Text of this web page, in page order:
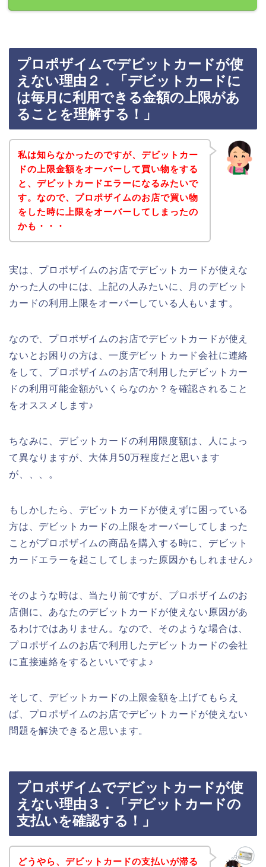
プロポザイムでデビットカードが使
えない理由２．「デビットカードに
は毎月に利用できる金額の上限があ
ることを理解する！」
私は知らなかったのですが、デビットカー
ドの上限金額をオーバーして買い物をする
と、デビットカードエラーになるみたいで
す。なので、プロポザイムのお店で買い物
をした時に上限をオーバーしてしまったの
かも・・・
実は、プロポザイムのお店でデビットカードが使えな
かった人の中には、上記の人みたいに、月のデビット
カードの利用上限をオーバーしている人もいます。
なので、プロポザイムのお店でデビットカードが使え
ないとお困りの方は、一度デビットカード会社に連絡
をして、プロポザイムのお店で利用したデビットカー
ドの利用可能金額がいくらなのか？を確認されること
をオススメします♪
ちなみに、デビットカードの利用限度額は、人によっ
て異なりますが、大体月50万程度だと思います
が、、、。
もしかしたら、デビットカードが使えずに困っている
方は、デビットカードの上限をオーバーしてしまった
ことがプロポザイムの商品を購入する時に、デビット
カードエラーを起こしてしまった原因かもしれません♪
そのような時は、当たり前ですが、プロポザイムのお
店側に、あなたのデビットカードが使えない原因があ
るわけではありません。なので、そのような場合は、
プロポザイムのお店で利用したデビットカードの会社
に直接連絡をするといいですよ♪
そして、デビットカードの上限金額を上げてもらえ
ば、プロポザイムのお店でデビットカードが使えない
問題を解決できると思います。
プロポザイムでデビットカードが使
えない理由３．「デビットカードの
支払いを確認する！」
どうやら、デビットカードの支払いが滞る